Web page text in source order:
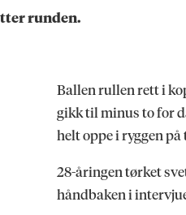
runden.
Ballen rullen rett i
gikk til minus to for
helt oppe i ryggen på
28-åringen tørket
håndbaken i